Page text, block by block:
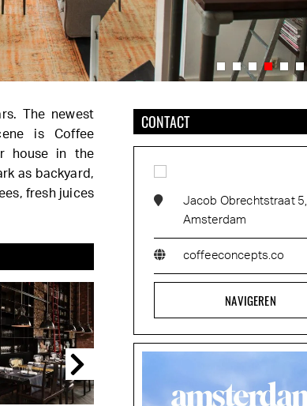
The newest
is Coffee
house in the
as backyard,
fresh juices
CONTACT
Jacob Obrechtstraat 5,
Amsterdam
coffeeconcepts.co
NAVIGEREN